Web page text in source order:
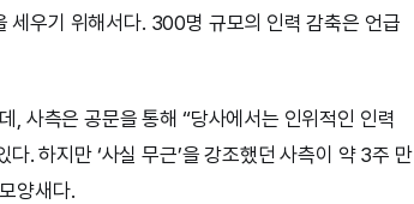
세우기 위해서다. 300명 규모의 인력 감축은 언급
, 사측은 공문을 통해 “당사에서는 인위적인 인력
. 하지만 ‘사실 무근’을 강조했던 사측이 약 3주 만
양새다.